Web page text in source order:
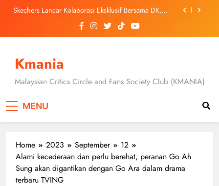
Duta Global Antarabangsa iQIYI, Cheng Lei Bakal
‘Dibunuh atau Membunuh’: Filem ‘Tiket Sehala’
Satukan Empat Negara Asia
Pembohongan dan Buruan Ketua Sindiket Jenayah di
“Our Sticky Love”
Skechers Lancar Kolaborasi Eksklusif Bersama DK,
SEUNGKWAN dan DINO SEVENTEEN
Buat Penampilan Istimewa di Kuala Lumpur
September Ini
‘Dibunuh atau Membunuh’: Filem ‘Tiket Sehala’
Satukan Empat Negara Asia
Kmania
Malaysian Critics Circle and Fans Society Club (KMANIA)
MENU
Home 2023 September
12
Alami kecederaan dan perlu berehat, peranan Go Ah
Sung akan digantikan dengan Go Ara dalam drama
terbaru TVING